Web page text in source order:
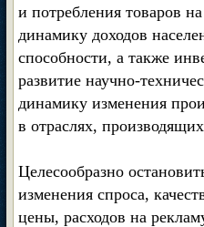
и потребления товаров
динамику доходов
способности, а также
развитие научно-
динамику изменения
в отраслях,
Целесообразно
изменения спроса,
цены, расходов на